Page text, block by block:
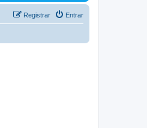
Entrar
Registrar